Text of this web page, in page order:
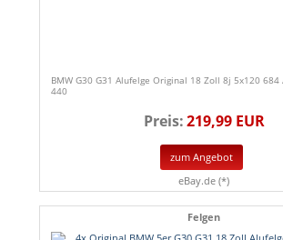
BMW G30 G31 Alufelge Original 18 Zoll 8j 5x120
440
Preis:219,99 EUR
zum Angebot
eBay.de (*)
Felgen